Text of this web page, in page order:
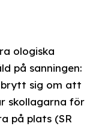
ologiska
på sanningen:
brytt sig om att
skollagarna för
på plats (SR